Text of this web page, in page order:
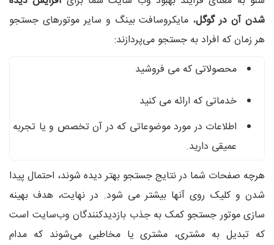
شدن آن در گوگل، مایکروسافت بینگ و سایر موتورهای جستجو
هر زمان که افراد به جستجو می‌پردازند:
محصولاتی که می فروشید
خدماتی که ارائه می کنید
اطلاعات در مورد موضوعاتی که در آن تخصص و یا تجربه
عمیقی دارید.
هرچه صفحات شما در نتایج جستجو بهتر دیده شوند، احتمال پیدا
شدن و کلیک روی آنها بیشتر می شود. در نهایت، هدف بهینه‌
سازی موتور جستجو کمک به جذب بازدیدکنندگان وب‌سایت است
که تبدیل به مشتری، مشتری یا مخاطبی می‌شوند که مدام